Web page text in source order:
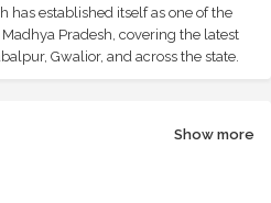
has established itself as one of the
Pradesh, covering the latest
Gwalior, and across the state.
Show more